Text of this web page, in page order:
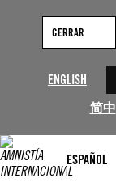
ENGLISH
简中
CERRAR
ESPAÑOL
contenido